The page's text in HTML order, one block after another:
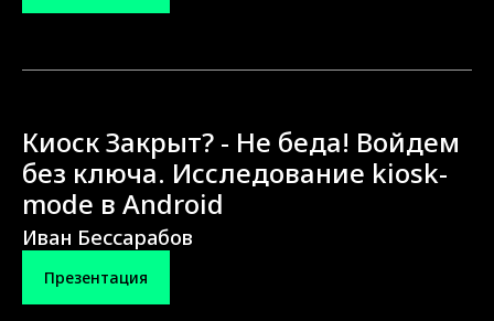
Киоск Закрыт? - Не беда! Войдем
без ключа. Исследование kiosk-
mode в Android
Иван Бессарабов
Презентация